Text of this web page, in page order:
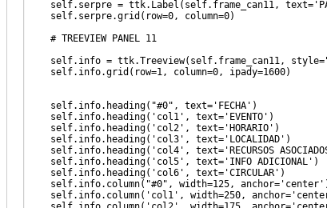
self.serpre = ttk.Label(self.frame_can11, text='PANEL
self.serpre.grid(row=0, column=0)
# TREEVIEW PANEL 11
self.info = ttk.Treeview(self.frame_can11,
self.info.grid(row=1, column=0, ipady=1600)
self.info.heading("#0", text='FECHA')
self.info.heading('col1', text='EVENTO')
self.info.heading('col2', text='HORARIO')
self.info.heading('col3', text='LOCALIDAD')
self.info.heading('col4', text='RECURSOS
self.info.heading('col5', text='INFO ADICIONAL')
self.info.heading('col6', text='CIRCULAR')
self.info.column("#0", width=125,
self.info.column('col1', width=250,